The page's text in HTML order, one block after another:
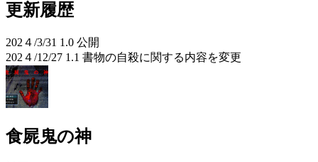
更新履歴
202４/3/31 1.0 公開
202４/12/27 1.1 書物の自殺に関する内容を変更
食屍鬼の神